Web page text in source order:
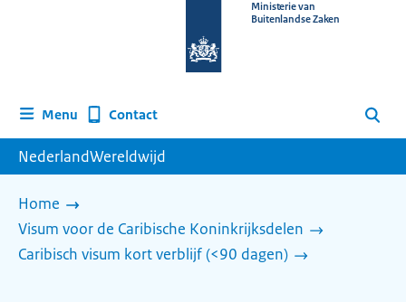
homepage
Ministerie van
Buitenlandse Zaken
Menu Contact Zoeken
NederlandWereldwijd
Home
Visum voor de Caribische Koninkrijksdelen
Caribisch visum kort verblijf (<90 dagen)